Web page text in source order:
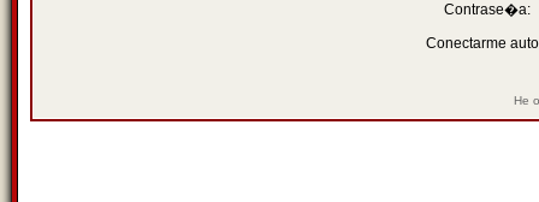
Contrase�a:
Conectarme
He